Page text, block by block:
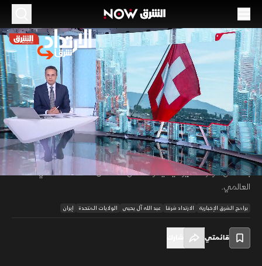
00:12/44:33
الموسم 2026
أميركا وإيران.. مسار تفاوضي واختبار للثقة
18 يونيو 2026 44:33 سياسة
الارتداد شرقا
تفتح مذكرة التفاهم بين أميركا وإيران مرحلة تفاوضية جديدة تشمل ملفات
البرنامج النووي والعقوبات والملاحة في مضيق هرمز، وسط ترقب لفرص
التوصل إلى اتفاق نهائي، بينما تبدي الأسواق العالمية ارتياحاً حذراً مع آمال
بانخفاض التوترات الجيوسياسية وانعكاس ذلك على النشاط الاقتصادي
العالمي.
برامج الشرق الإخبارية الارتداد شرقا عبد الله آل يحيى الولايات المتحدة إيران
قائمتي